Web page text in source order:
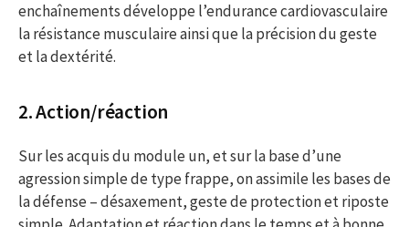
enchaînements développe l’endurance cardiovasculaire
la résistance musculaire ainsi que la précision du geste
et la dextérité.
2. Action/réaction
Sur les acquis du module un, et sur la base d’une
agression simple de type frappe, on assimile les bases de
la défense – désaxement, geste de protection et riposte